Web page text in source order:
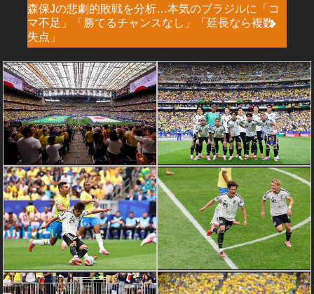
森保Jの悲劇的敗戦を分析…本気のブラジルに「コ
マ不足」「勝てるチャンスなし」「延長なら複数
失点」